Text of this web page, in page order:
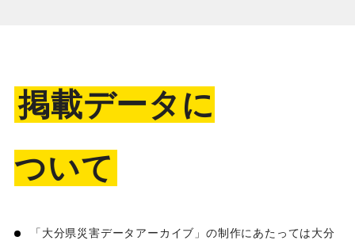
掲載データに
ついて
「大分県災害データアーカイブ」の制作にあたっては大分